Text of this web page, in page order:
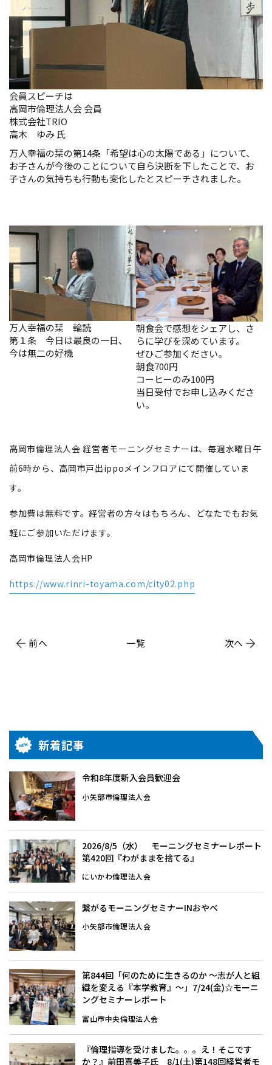
会員スピーチは
高岡市倫理法人会 会員
株式会社TRIO
高木 ゆみ 氏
万人幸福の栞の第14条「希望は心の太陽である」について、
お子さんが今後のことについて自ら決断を下したことで、お
子さんの気持ちも行動も変化したとスピーチされました。
万人幸福の栞 輪読
第１条 今日は最良の一日、
今は無二の好機
朝食会で感想をシェアし、さ
らに学びを深めています。
ぜひご参加ください。
朝食700円
コーヒーのみ100円
当日受付でお申し込みくださ
い。
高岡市倫理法人会 経営者モーニングセミナーは、毎週水曜日午
前6時から、高岡市戸出ippoメインフロアにて開催していま
す。
参加費は無料です。経営者の方々はもちろん、どなたでもお気
軽にご参加いただけます。
高岡市倫理法人会HP
https://www.rinri-toyama.com/city02.php
前へ 一覧 次へ
新着記事
令和8年度新入会員歓迎会
小矢部市倫理法人会
2026/8/5（水） モーニングセミナーレポート
第420回『わがままを捨てる』
にいかわ倫理法人会
繋がるモーニングセミナーINおやべ
小矢部市倫理法人会
第844回「何のために生きるのか 〜志が人と組
織を変える『本学教育』〜」7/24(金)☆モーニ
ングセミナーレポート
富山市中央倫理法人会
『倫理指導を受けました。。。え！そこです
か？』前田喜美子氏 8/1(土)第148回経営者モ